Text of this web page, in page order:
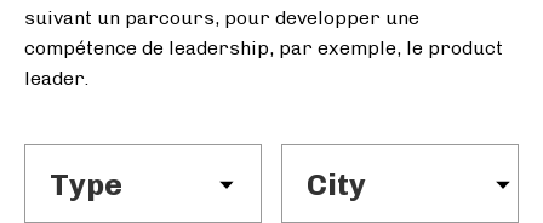
suivant un parcours, pour developper une
compétence de leadership, par exemple, le product
leader.